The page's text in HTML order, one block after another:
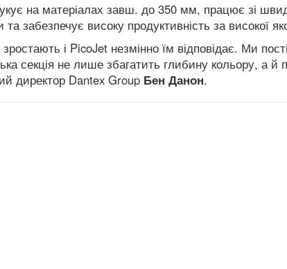
на матеріалах завш. до 350 мм, працює зі
забезпечує високу продуктивність за високої
і PicoJet незмінно їм відповідає. Ми
секція не лише збагатить глибину кольору, а й
директор Dantex Group Бен Данон.